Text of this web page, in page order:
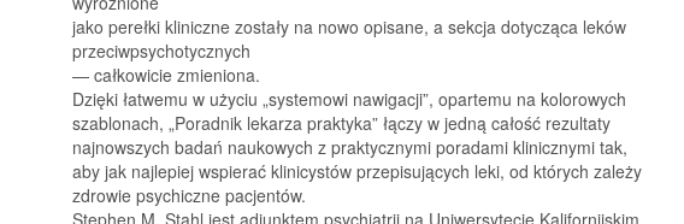
jako perełki kliniczne zostały na nowo opisane, a sekcja dotycząca leków
przeciwpsychotycznych
— całkowicie zmieniona.
Dzięki łatwemu w użyciu „systemowi nawigacji”, opartemu na kolorowych
szablonach, „Poradnik lekarza praktyka” łączy w jedną całość rezultaty
najnowszych badań naukowych z praktycznymi poradami klinicznymi tak,
aby jak najlepiej wspierać klinicystów przepisujących leki, od których zależy
zdrowie psychiczne pacjentów.
Stephen M. Stahl jest adiunktem psychiatrii na Uniwersytecie Kalifornijskim